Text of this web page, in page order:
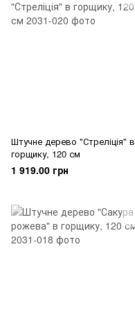
Штучне дерево "Стреліція" в
горщику, 120 см
1 919.00 грн